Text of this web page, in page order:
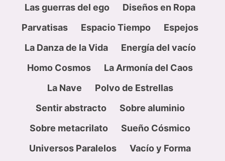
Las guerras del ego
Diseños en Ropa
Parvatisas
Espacio Tiempo
Espejos
La Danza de la Vida
Energía del vacío
Homo Cosmos
La Armonía del Caos
La Nave
Polvo de Estrellas
Sentir abstracto
Sobre aluminio
Sobre metacrilato
Sueño Cósmico
Universos Paralelos
Vacío y Forma